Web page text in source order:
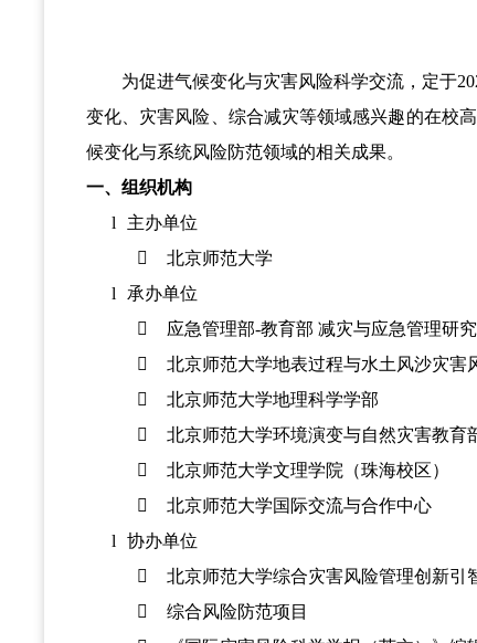
为促进气候变化与灾害风险科学交流，定于
变化、灾害风险、综合减灾等领域感兴趣的在校
候变化与系统风险防范领域的相关成果。
一、组织机构
l
主办单位

北京师范大学
l
承办单位

应急管理部-教育部 减灾与应急管理研

北京师范大学地表过程与水土风沙灾害

北京师范大学地理科学学部

北京师范大学环境演变与自然灾害教育

北京师范大学文理学院（珠海校区）

北京师范大学国际交流与合作中心
l
协办单位

北京师范大学综合灾害风险管理创新引

综合风险防范项目